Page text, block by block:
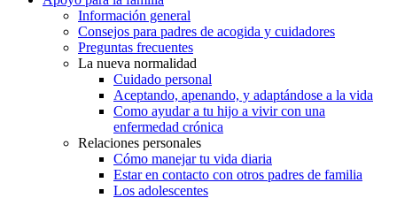
Información general
Consejos para padres de acogida y cuidadores
Preguntas frecuentes
La nueva normalidad
Cuidado personal
Aceptando, apenando, y adaptándose a la vida
Como ayudar a tu hijo a vivir con una
enfermedad crónica
Relaciones personales
Cómo manejar tu vida diaria
Estar en contacto con otros padres de familia
Los adolescentes